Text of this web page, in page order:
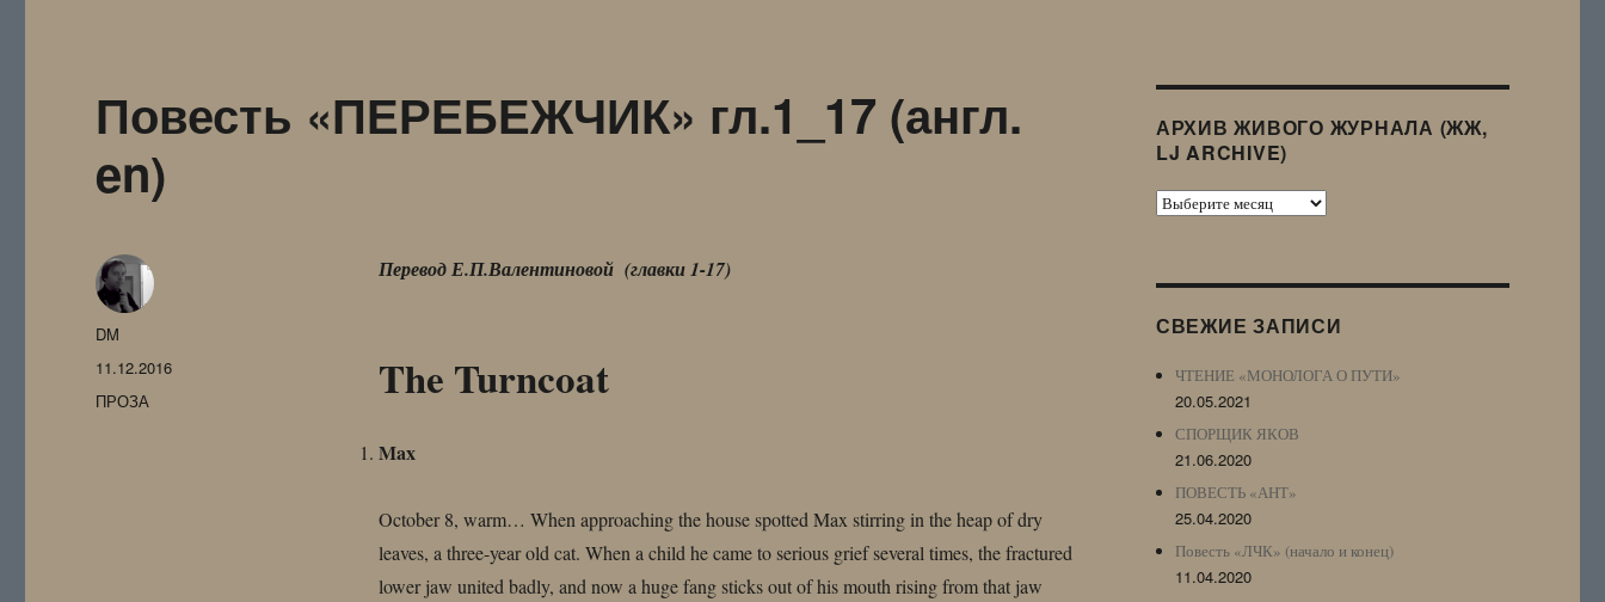
Повесть «ПЕРЕБЕЖЧИК» гл.1_17 (англ.
en)
Перевод Е.П.Валентиновой (главки 1-17)
The Turncoat
Max
October 8, warm… When approaching the house spotted Max stirring in the heap of dry
leaves, a three-year old cat. When a child he came to serious grief several times, the fractured
lower jaw united badly, and now a huge fang sticks out of his mouth rising from that jaw
Автор
DM
Опубликовано
11.12.2016
Рубрики
ПРОЗА
АРХИВ ЖИВОГО ЖУРНАЛА (ЖЖ,
LJ ARCHIVE)
Архив
Archive)
СВЕЖИЕ ЗАПИСИ
ЧТЕНИЕ «МОНОЛОГА О ПУТИ»
20.05.2021
СПОРЩИК ЯКОВ
21.06.2020
ПОВЕСТЬ «АНТ»
25.04.2020
Повесть «ЛЧК» (начало и конец)
11.04.2020